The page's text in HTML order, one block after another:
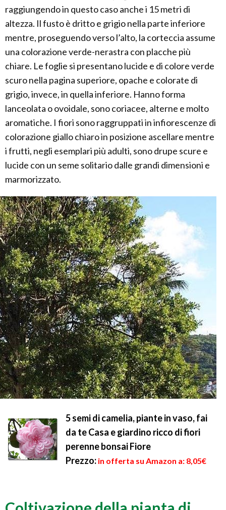
raggiungendo in questo caso anche i 15 metri di
altezza. Il fusto è dritto e grigio nella parte inferiore
mentre, proseguendo verso l’alto, la corteccia assume
una colorazione verde-nerastra con placche più
chiare. Le foglie si presentano lucide e di colore verde
scuro nella pagina superiore, opache e colorate di
grigio, invece, in quella inferiore. Hanno forma
lanceolata o ovoidale, sono coriacee, alterne e molto
aromatiche. I fiori sono raggruppati in infiorescenze di
colorazione giallo chiaro in posizione ascellare mentre
i frutti, negli esemplari più adulti, sono drupe scure e
lucide con un seme solitario dalle grandi dimensioni e
marmorizzato.
5 semi di camelia, piante in vaso, fai
da te Casa e giardino ricco di fiori
perenne bonsai Fiore
Prezzo: in offerta su Amazon a: 8,05€